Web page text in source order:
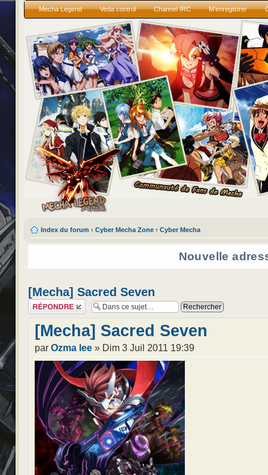
Mecha Legend Veda control Channel IRC M’enregistrer
Index du forum ‹ Cyber Mecha Zone ‹ Cyber Mecha
Nouvelle
[Mecha] Sacred Seven
Répondre
[Mecha] Sacred Seven
par Ozma lee » Dim 3 Juil 2011 19:39